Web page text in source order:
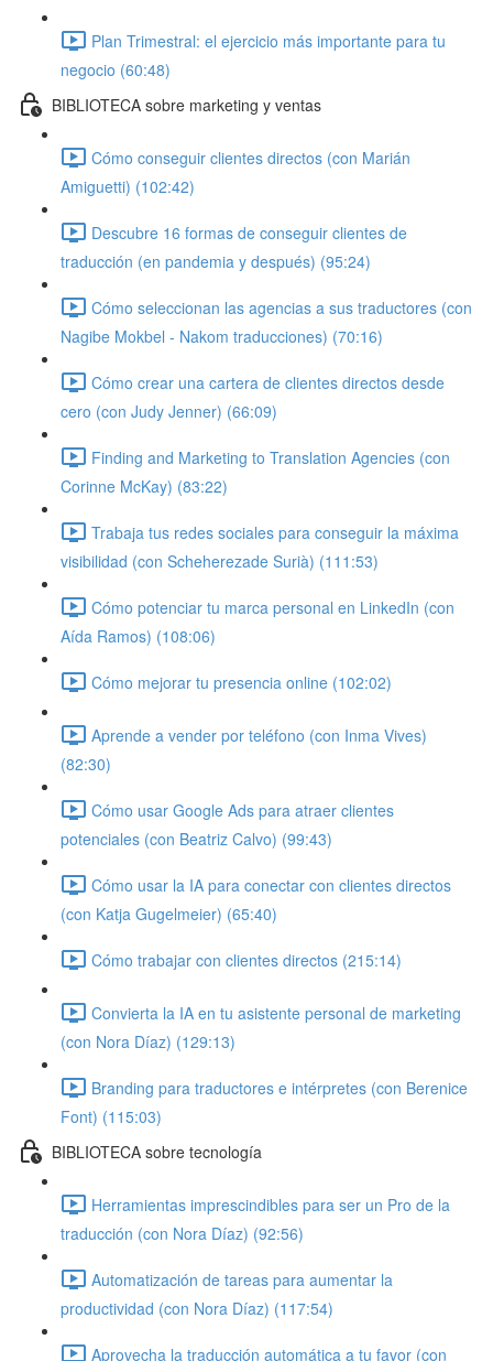
Plan Trimestral: el ejercicio más importante para tu
negocio (60:48)
BIBLIOTECA sobre marketing y ventas
Cómo conseguir clientes directos (con Marián
Amiguetti) (102:42)
Descubre 16 formas de conseguir clientes de
traducción (en pandemia y después) (95:24)
Cómo seleccionan las agencias a sus traductores (con
Nagibe Mokbel - Nakom traducciones) (70:16)
Cómo crear una cartera de clientes directos desde
cero (con Judy Jenner) (66:09)
Finding and Marketing to Translation Agencies (con
Corinne McKay) (83:22)
Trabaja tus redes sociales para conseguir la máxima
visibilidad (con Scheherezade Surià) (111:53)
Cómo potenciar tu marca personal en LinkedIn (con
Aída Ramos) (108:06)
Cómo mejorar tu presencia online (102:02)
Aprende a vender por teléfono (con Inma Vives)
(82:30)
Cómo usar Google Ads para atraer clientes
potenciales (con Beatriz Calvo) (99:43)
Cómo usar la IA para conectar con clientes directos
(con Katja Gugelmeier) (65:40)
Cómo trabajar con clientes directos (215:14)
Convierta la IA en tu asistente personal de marketing
(con Nora Díaz) (129:13)
Branding para traductores e intérpretes (con Berenice
Font) (115:03)
BIBLIOTECA sobre tecnología
Herramientas imprescindibles para ser un Pro de la
traducción (con Nora Díaz) (92:56)
Automatización de tareas para aumentar la
productividad (con Nora Díaz) (117:54)
Aprovecha la traducción automática a tu favor (con